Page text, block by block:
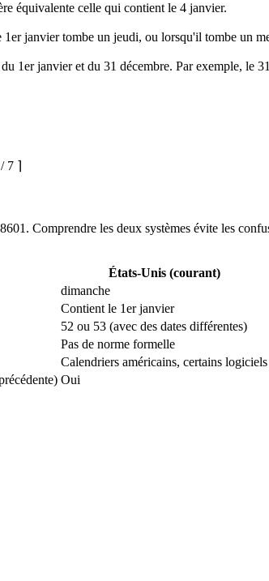
équivalente celle qui contient le 4 janvier.
1er janvier tombe un jeudi, ou lorsqu'il tombe un
1er janvier et du 31 décembre. Par exemple, le
7 ⌉
Comprendre les deux systèmes évite les
États-Unis (courant)
dimanche
Contient le 1er janvier
52 ou 53 (avec des dates différentes)
Pas de norme formelle
Calendriers américains, certains logiciels
Oui